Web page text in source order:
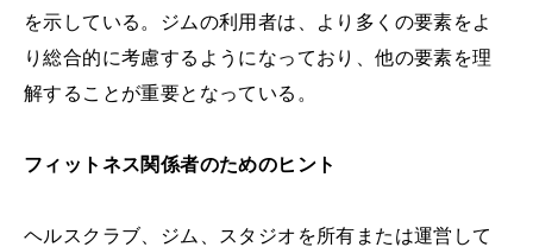
を示している。ジムの利用者は、より多くの要素をよ
り総合的に考慮するようになっており、他の要素を理
解することが重要となっている。
フィットネス関係者のためのヒント
ヘルスクラブ、ジム、スタジオを所有または運営して